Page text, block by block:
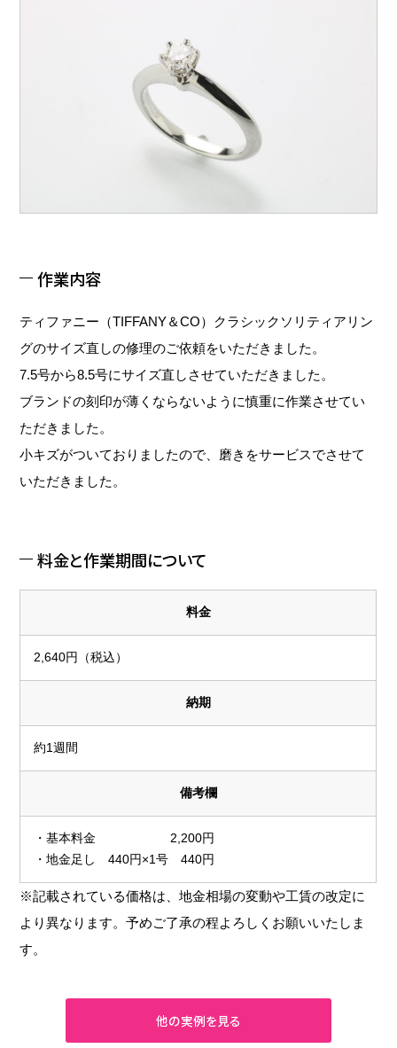
作業内容
ティファニー（TIFFANY＆CO）クラシックソリティアリン
グのサイズ直しの修理のご依頼をいただきました。
7.5号から8.5号にサイズ直しさせていただきました。
ブランドの刻印が薄くならないように慎重に作業させてい
ただきました。
小キズがついておりましたので、磨きをサービスでさせて
いただきました。
料金と作業期間について
料金
2,640円（税込）
納期
約1週間
備考欄
・基本料金 2,200円
・地金足し 440円×1号 440円
※記載されている価格は、地金相場の変動や工賃の改定に
より異なります。予めご了承の程よろしくお願いいたしま
す。